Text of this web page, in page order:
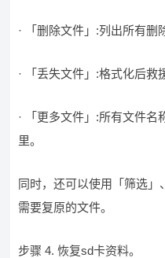
· 「删除文件」:列出所有删
· 「丢失文件」:格式化后救
· 「更多文件」:所有文件
里。
同时，还可以使用「筛选」
需要复原的文件。
步骤 4. 恢复sd卡资料。